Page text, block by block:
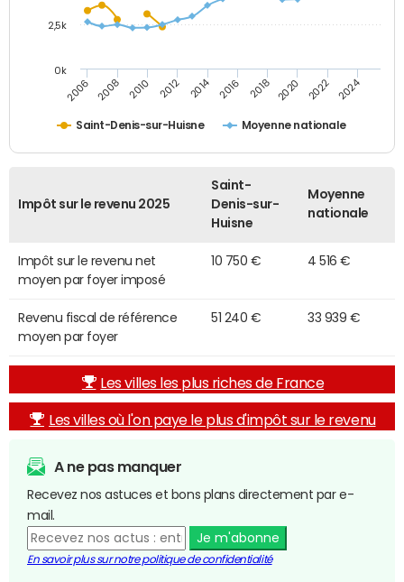
Saint-Denis-sur-Huisne Moyenne nationale
2006 2008 2010 2012 2014 2016 2018 2020 2022 2024
0k
2,5k
Impôt sur le revenu 2025
Saint-
Denis-sur-
Huisne
Moyenne
nationale
Impôt sur le revenu net
moyen par foyer imposé
10 750 € 4 516 €
Revenu fiscal de référence
moyen par foyer
51 240 € 33 939 €
Les villes les plus riches de France
Les villes où l'on paye le plus d'impôt sur le revenu
A ne pas manquer
Recevez nos astuces et bons plans directement par e-
mail.
Je m'abonne
En savoir plus sur notre politique de confidentialité